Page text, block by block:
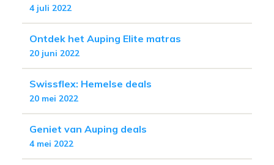
4 juli 2022
Ontdek het Auping Elite matras
20 juni 2022
Swissflex: Hemelse deals
20 mei 2022
Geniet van Auping deals
4 mei 2022